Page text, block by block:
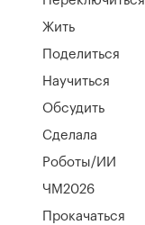
Жить
Поделиться
Научиться
Обсудить
Сделала
Роботы/ИИ
ЧМ2026
Прокачаться